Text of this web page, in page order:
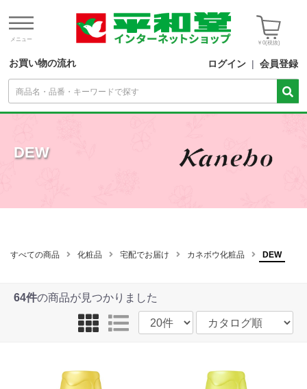
メニュー
￥0(税抜)
お買い物の流れ ログイン | 会員登録
DEW
すべての商品 化粧品 宅配でお届け カネボウ化粧品 DEW
64件の商品が見つかりました